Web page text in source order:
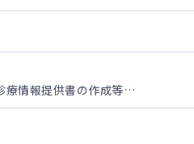
療情報提供書の作成等